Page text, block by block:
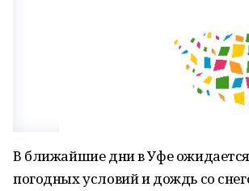
В ближайшие дни в Уфе
погодных условий и дождь со